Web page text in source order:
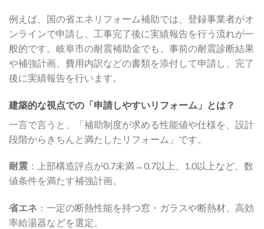
例えば、国の省エネリフォーム補助では、登録事業者がオ
ンラインで申請し、工事完了後に実績報告を行う流れが一
般的です。岐阜市の耐震補助金でも、事前の耐震診断結果
や補強計画、費用内訳などの書類を添付して申請し、完了
後に実績報告を行います。
建築的な視点での「申請しやすいリフォーム」とは？
一言で言うと、「補助制度が求める性能値や仕様を、設計
段階からきちんと満たしたリフォーム」です。
耐震 ：上部構造評点が0.7未満→0.7以上、1.0以上など、数
値条件を満たす補強計画。
省エネ ：一定の断熱性能を持つ窓・ガラスや断熱材、高効
率給湯器などを選定。